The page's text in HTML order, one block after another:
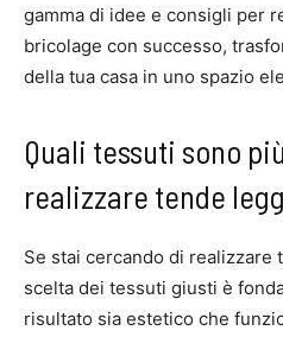
gamma di idee e consigli per
bricolage con successo,
della tua casa in uno spazio
Quali tessuti sono
realizzare tende
Se stai cercando di realizzare
scelta dei tessuti giusti è
risultato sia estetico che